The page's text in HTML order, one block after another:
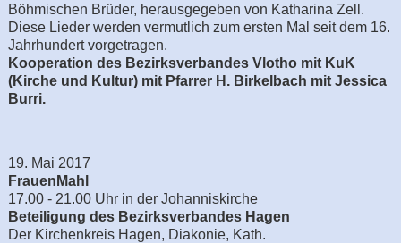
Böhmischen Brüder, herausgegeben von Katharina Zell.
Diese Lieder werden vermutlich zum ersten Mal seit dem 16.
Jahrhundert vorgetragen.
Kooperation des Bezirksverbandes Vlotho mit KuK
(Kirche und Kultur) mit Pfarrer H. Birkelbach mit Jessica
Burri.
19. Mai 2017
FrauenMahl
17.00 - 21.00 Uhr in der Johanniskirche
Beteiligung des Bezirksverbandes Hagen
Der Kirchenkreis Hagen, Diakonie, Kath.